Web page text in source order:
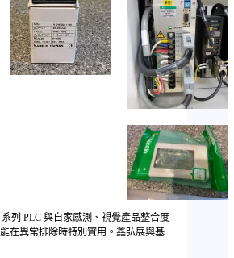
列 PLC 與自家感測、視覺產品整合度
在異常排除時特別實用。鑫弘展與基